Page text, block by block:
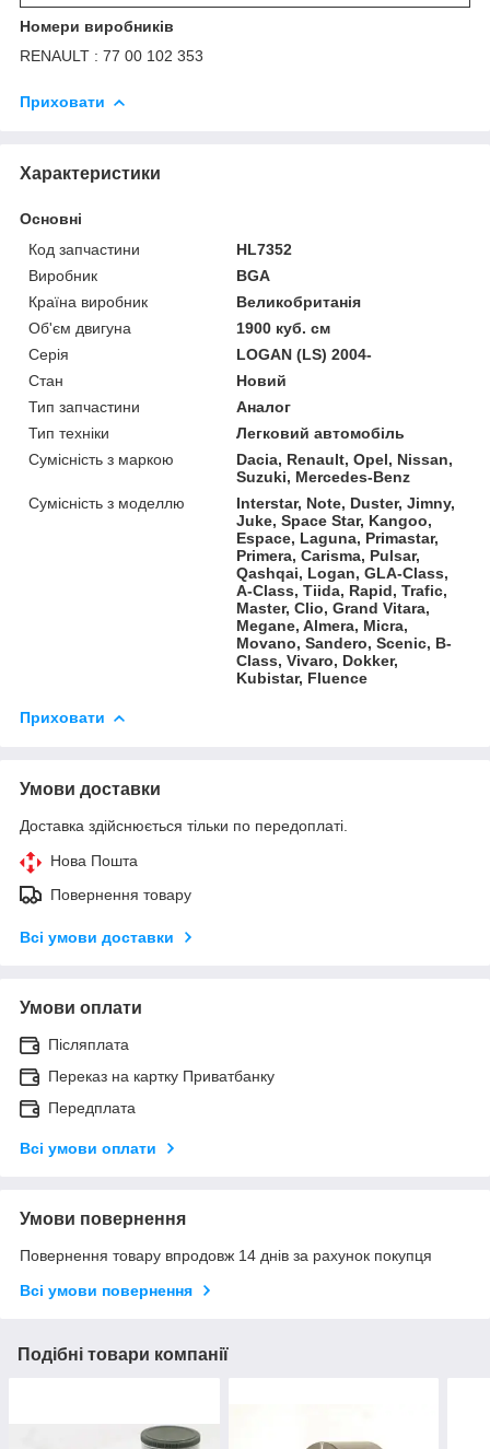
Номери виробників
RENAULT : 77 00 102 353
Приховати
Характеристики
Основні
Код запчастини
HL7352
Виробник
BGA
Країна виробник
Великобританія
Об'єм двигуна
1900 куб. см
Серія
LOGAN (LS) 2004-
Стан
Новий
Тип запчастини
Аналог
Тип техніки
Легковий автомобіль
Сумісність з маркою
Dacia, Renault, Opel, Nissan,
Suzuki, Mercedes-Benz
Сумісність з моделлю
Interstar, Note, Duster, Jimny,
Juke, Space Star, Kangoo,
Espace, Laguna, Primastar,
Primera, Carisma, Pulsar,
Qashqai, Logan, GLA-Class,
A-Class, Tiida, Rapid, Trafic,
Master, Clio, Grand Vitara,
Megane, Almera, Micra,
Movano, Sandero, Scenic, B-
Class, Vivaro, Dokker,
Kubistar, Fluence
Приховати
Умови доставки
Доставка здійснюється тільки по передоплаті.
Нова Пошта
Повернення товару
Всі умови доставки
Умови оплати
Післяплата
Переказ на картку Приватбанку
Передплата
Всі умови оплати
Умови повернення
Повернення товару впродовж 14 днів за рахунок покупця
Всі умови повернення
Подібні товари компанії